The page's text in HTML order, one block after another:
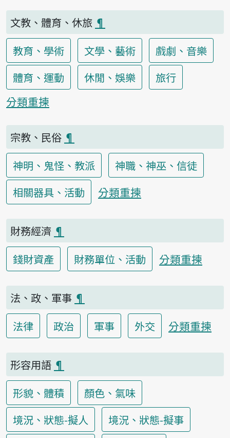
文教、體育、休旅 ¶
教育、學術
文學、藝術
戲劇、音樂
體育、運動
休閒、娛樂
旅行
分類重揀
宗教、民俗 ¶
神明、鬼怪、教派
神職、神巫、信徒
相關器具、活動
分類重揀
財務經濟 ¶
錢財資產
財務單位、活動 分類重揀
法、政、軍事 ¶
法律
政治 軍事 外交 分類重揀
形容用語 ¶
形貌、體積
顏色、氣味
境況、狀態-擬人
境況、狀態-擬事